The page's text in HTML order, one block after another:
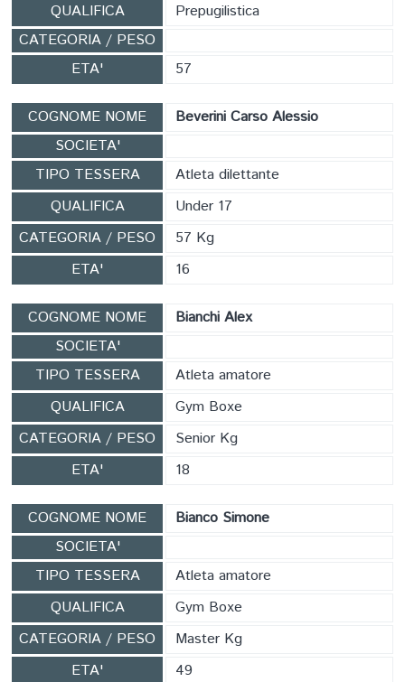
QUALIFICA
Prepugilistica
CATEGORIA / PESO
ETA'
57
COGNOME NOME
Beverini Carso Alessio
SOCIETA'
TIPO TESSERA
Atleta dilettante
QUALIFICA
Under 17
CATEGORIA / PESO
57 Kg
ETA'
16
COGNOME NOME
Bianchi Alex
SOCIETA'
TIPO TESSERA
Atleta amatore
QUALIFICA
Gym Boxe
CATEGORIA / PESO
Senior Kg
ETA'
18
COGNOME NOME
Bianco Simone
SOCIETA'
TIPO TESSERA
Atleta amatore
QUALIFICA
Gym Boxe
CATEGORIA / PESO
Master Kg
ETA'
49